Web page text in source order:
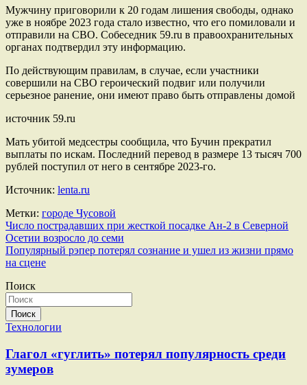
Мужчину приговорили к 20 годам лишения свободы, однако
уже в ноябре 2023 года стало известно, что его помиловали и
отправили на СВО. Собеседник 59.ru в правоохранительных
органах подтвердил эту информацию.
По действующим правилам, в случае, если участники
совершили на СВО героический подвиг или получили
серьезное ранение, они имеют право быть отправлены домой
источник 59.ru
Мать убитой медсестры сообщила, что Бучин прекратил
выплаты по искам. Последний перевод в размере 13 тысяч 700
рублей поступил от него в сентябре 2023-го.
Источник: lenta.ru
Метки: городе Чусовой
Навигация
по
записям
Число пострадавших при жесткой посадке Ан-2 в Северной
Осетии возросло до семи
Популярный рэпер потерял сознание и ушел из жизни прямо
на сцене
Поиск
Поиск
Технологии
Глагол «гуглить» потерял популярность среди
зумеров